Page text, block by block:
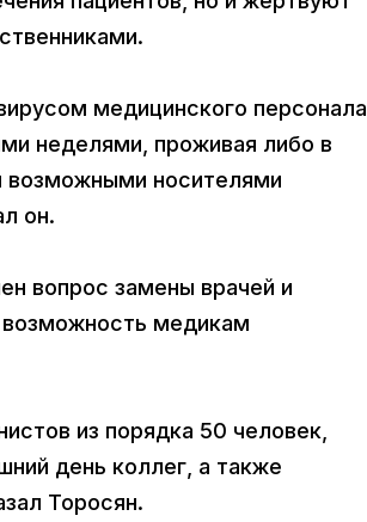
медицинского персонала
неделями, проживая либо в
возможными носителями
он.
вопрос замены врачей и
медикам
из порядка 50 человек,
день коллег, а также
Торосян.